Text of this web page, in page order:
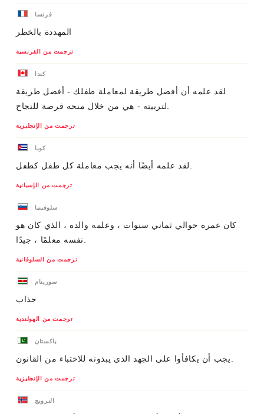
فرنسا
المهددة بالخطر
ترجمت من الفرنسية
كندا
لقد علمه أن أفضل طريقة لمعاملة طفلك - أفضل طريقة
ترجمت من الإنجليزية
كوبا
ترجمت من الإسبانية
سلوفينيا
كان عمره حوالي ثماني سنوات ، وعلمه والده ، الذي كان هو
ترجمت من السلوفانية
سورينام
جذاب
ترجمت من الهولندية
باكستان
ترجمت من الإنجليزية
النرويج